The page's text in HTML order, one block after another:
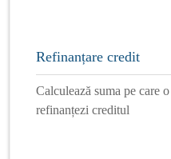
Refinanțare credit
Calculează suma pe care
refinanțezi creditul